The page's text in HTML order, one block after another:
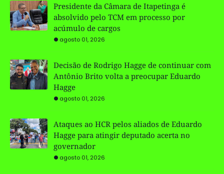
Presidente da Câmara de Itapetinga é
absolvido pelo TCM em processo por
acúmulo de cargos
agosto 01, 2026
Decisão de Rodrigo Hagge de continuar com
Antônio Brito volta a preocupar Eduardo
Hagge
agosto 01, 2026
Ataques ao HCR pelos aliados de Eduardo
Hagge para atingir deputado acerta no
governador
agosto 01, 2026